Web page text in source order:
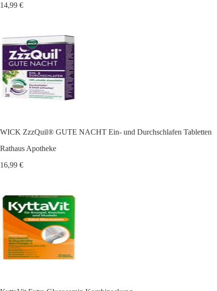
14,99 €
WICK ZzzQuil® GUTE NACHT Ein- und Durchschlafen Tabletten
Rathaus Apotheke
16,99 €